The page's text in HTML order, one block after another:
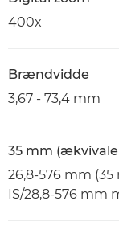
400x
Brændvidde
3,67 - 73,4 mm
35 mm
26,8-576 mm
IS/28,8-576 mm